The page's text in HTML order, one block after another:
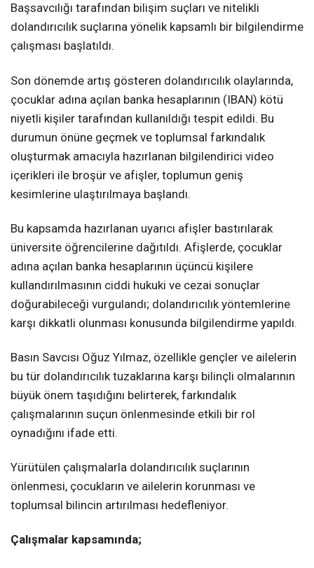
Başsavcılığı tarafından bilişim suçları ve nitelikli
dolandırıcılık suçlarına yönelik kapsamlı bir bilgilendirme
çalışması başlatıldı.
Son dönemde artış gösteren dolandırıcılık olaylarında,
çocuklar adına açılan banka hesaplarının (IBAN) kötü
niyetli kişiler tarafından kullanıldığı tespit edildi. Bu
durumun önüne geçmek ve toplumsal farkındalık
oluşturmak amacıyla hazırlanan bilgilendirici video
içerikleri ile broşür ve afişler, toplumun geniş
kesimlerine ulaştırılmaya başlandı.
Bu kapsamda hazırlanan uyarıcı afişler bastırılarak
üniversite öğrencilerine dağıtıldı. Afişlerde, çocuklar
adına açılan banka hesaplarının üçüncü kişilere
kullandırılmasının ciddi hukuki ve cezai sonuçlar
doğurabileceği vurgulandı; dolandırıcılık yöntemlerine
karşı dikkatli olunması konusunda bilgilendirme yapıldı.
Basın Savcısı Oğuz Yılmaz, özellikle gençler ve ailelerin
bu tür dolandırıcılık tuzaklarına karşı bilinçli olmalarının
büyük önem taşıdığını belirterek, farkındalık
çalışmalarının suçun önlenmesinde etkili bir rol
oynadığını ifade etti.
Yürütülen çalışmalarla dolandırıcılık suçlarının
önlenmesi, çocukların ve ailelerin korunması ve
toplumsal bilincin artırılması hedefleniyor.
Çalışmalar kapsamında;